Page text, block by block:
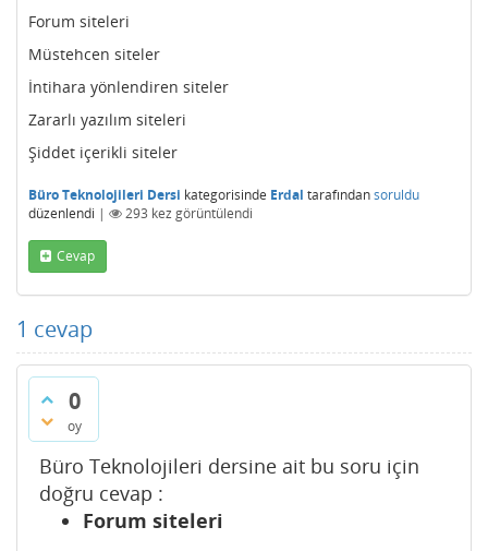
Forum siteleri
Müstehcen siteler
İntihara yönlendiren siteler
Zararlı yazılım siteleri
Şiddet içerikli siteler
Büro Teknolojileri Dersi kategorisinde Erdal tarafındansoruldu
düzenlendi | 293 kez görüntülendi
Cevap
1 cevap
0
oy
Büro Teknolojileri dersine ait bu soru için
doğru cevap :
Forum siteleri